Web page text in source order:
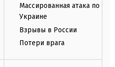
Массированная атака по
Украине
Взрывы в России
Потери врага